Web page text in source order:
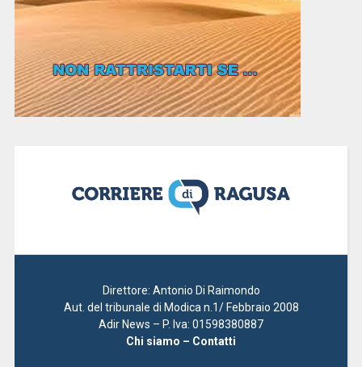
Direttore: Antonio Di Raimondo
Aut. del tribunale di Modica n.1/ Febbraio 2008
Adir News – P. Iva: 01598380887
Chi siamo – Contatti